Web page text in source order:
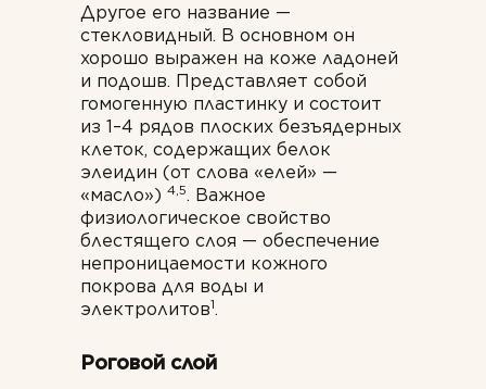
Другое его название —
стекловидный. В основном он
хорошо выражен на коже ладоней
и подошв. Представляет собой
гомогенную пластинку и состоит
из 1–4 рядов плоских безъядерных
клеток, содержащих белок
элеидин (от слова «елей» —
«масло») 4,5. Важное
физиологическое свойство
блестящего слоя — обеспечение
непроницаемости кожного
покрова для воды и
электролитов1.
Роговой слой